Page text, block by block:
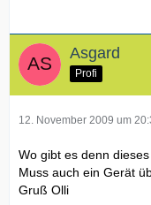
Asgard
Profi
12. November 2009 um
Wo gibt es denn
Muss auch ein Gerät
Gruß Olli